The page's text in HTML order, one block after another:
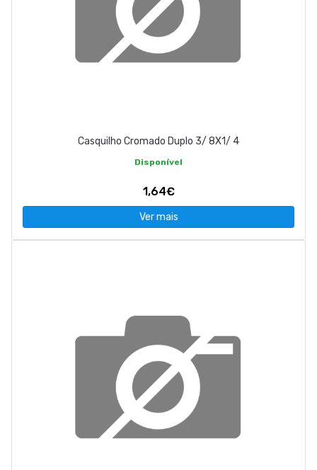
Casquilho Cromado Duplo 3/ 8X1/ 4
Disponível
1,64€
Ver mais